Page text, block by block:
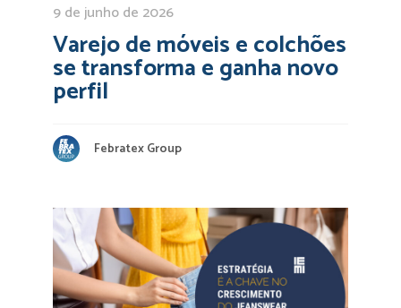
9 de junho de 2026
Varejo de móveis e colchões
se transforma e ganha novo
perfil
Febratex Group